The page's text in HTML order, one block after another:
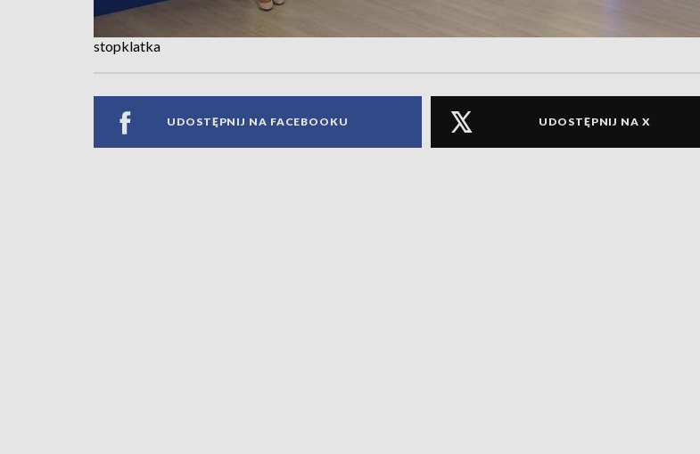
stopklatka
UDOSTĘPNIJ NA FACEBOOKU UDOSTĘPNIJ NA X